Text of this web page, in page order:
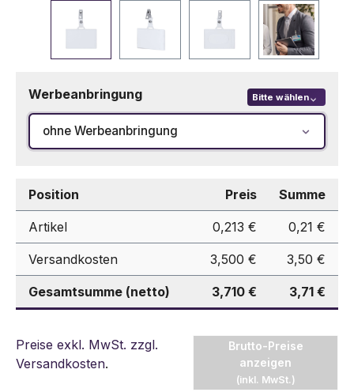
Werbeanbringung Bitte wählen
ohne Werbeanbringung
Position Preis Summe
Artikel 0,213 € 0,21 €
Versandkosten 3,500 € 3,50 €
Gesamtsumme (netto) 3,710 € 3,71 €
Preise exkl. MwSt. zzgl.
Versandkosten.
Brutto-Preise
anzeigen
(inkl. MwSt.)